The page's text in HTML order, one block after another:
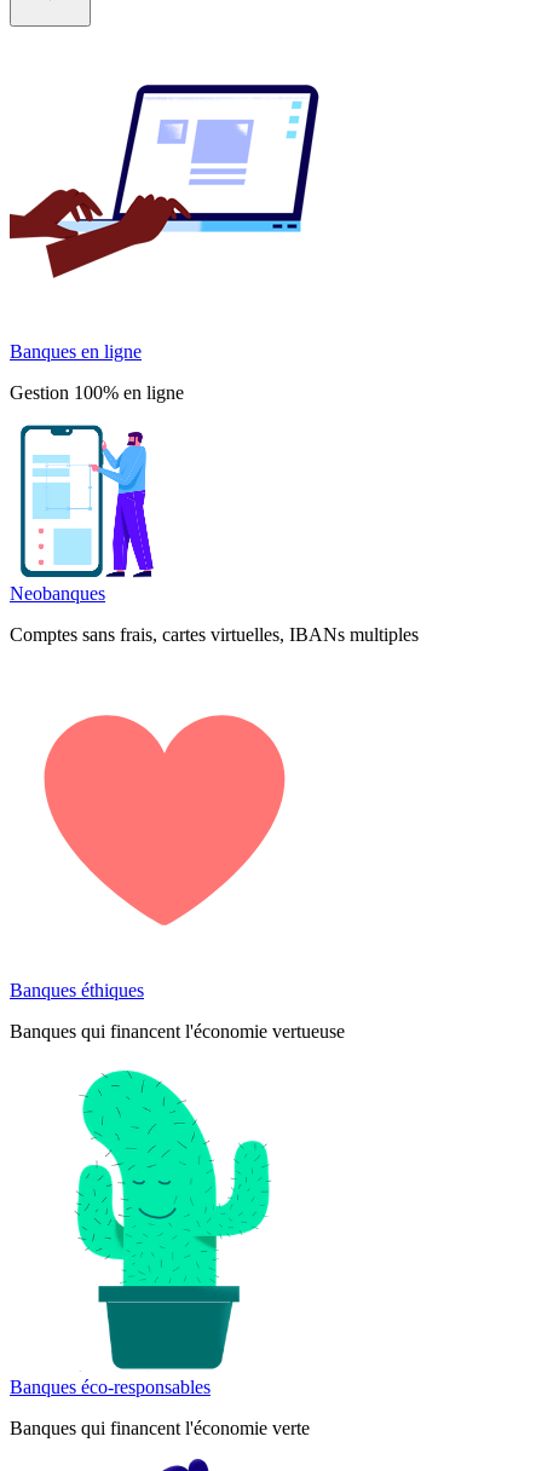
Banques en ligne
Gestion 100% en ligne
Neobanques
Comptes sans frais, cartes virtuelles, IBANs multiples
Banques éthiques
Banques qui financent l'économie vertueuse
Banques éco-responsables
Banques qui financent l'économie verte